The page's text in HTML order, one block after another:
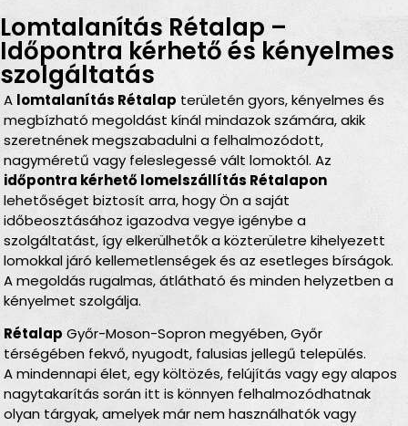
Lomtalanítás Rétalap –
Időpontra kérhető és kényelmes
szolgáltatás
A lomtalanítás Rétalap területén gyors, kényelmes és
megbízható megoldást kínál mindazok számára, akik
szeretnének megszabadulni a felhalmozódott,
nagyméretű vagy feleslegessé vált lomoktól. Az
időpontra kérhető lomelszállítás Rétalapon
lehetőséget biztosít arra, hogy Ön a saját
időbeosztásához igazodva vegye igénybe a
szolgáltatást, így elkerülhetők a közterületre kihelyezett
lomokkal járó kellemetlenségek és az esetleges bírságok.
A megoldás rugalmas, átlátható és minden helyzetben a
kényelmet szolgálja.
Rétalap Győr-Moson-Sopron megyében, Győr
térségében fekvő, nyugodt, falusias jellegű település.
A mindennapi élet, egy költözés, felújítás vagy egy alapos
nagytakarítás során itt is könnyen felhalmozódhatnak
olyan tárgyak, amelyek már nem használhatók vagy